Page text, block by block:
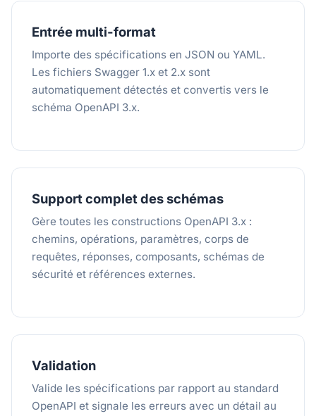
Entrée multi-format
Importe des spécifications en JSON ou YAML.
Les fichiers Swagger 1.x et 2.x sont
automatiquement détectés et convertis vers le
schéma OpenAPI 3.x.
Support complet des schémas
Gère toutes les constructions OpenAPI 3.x :
chemins, opérations, paramètres, corps de
requêtes, réponses, composants, schémas de
sécurité et références externes.
Validation
Valide les spécifications par rapport au standard
OpenAPI et signale les erreurs avec un détail au